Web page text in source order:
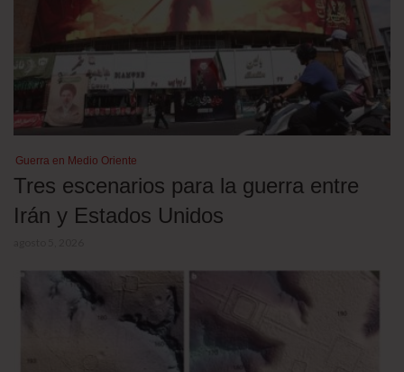
Guerra en Medio Oriente
Tres escenarios para la guerra entre
Irán y Estados Unidos